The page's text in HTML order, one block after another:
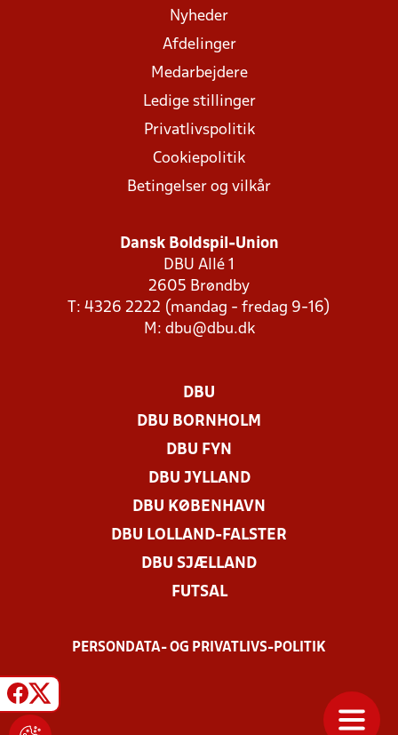
Nyheder
Afdelinger
Medarbejdere
Ledige stillinger
Privatlivspolitik
Cookiepolitik
Betingelser og vilkår
Dansk Boldspil-Union
DBU Allé 1
2605 Brøndby
T: 4326 2222 (mandag - fredag 9-16)
M: dbu@dbu.dk
DBU
DBU BORNHOLM
DBU FYN
DBU JYLLAND
DBU KØBENHAVN
DBU LOLLAND-FALSTER
DBU SJÆLLAND
FUTSAL
PERSONDATA- OG PRIVATLIVS-POLITIK